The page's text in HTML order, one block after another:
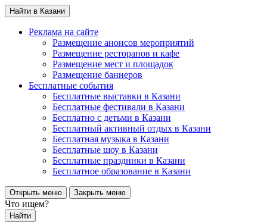
Найти в Казани
Реклама на сайте
Размещение анонсов мероприятий
Размещение ресторанов и кафе
Размещение мест и площадок
Размещение баннеров
Бесплатные события
Бесплатные выставки в Казани
Бесплатные фестивали в Казани
Бесплатно с детьми в Казани
Бесплатный активный отдых в Казани
Бесплатная музыка в Казани
Бесплатные шоу в Казани
Бесплатные праздники в Казани
Бесплатное образование в Казани
Открыть меню Закрыть меню
Что ищем?
Найти